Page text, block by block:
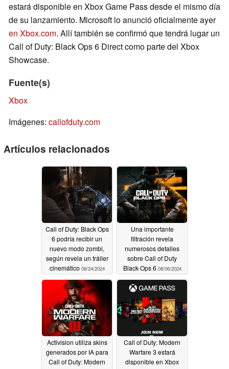
estará disponible en Xbox Game Pass desde el mismo día
de su lanzamiento. Microsoft lo anunció oficialmente ayer
en Xbox.com. Allí también se confirmó que tendrá lugar un
Call of Duty: Black Ops 6 Direct como parte del Xbox
Showcase.
Fuente(s)
Xbox
Imágenes: callofduty.com
Artículos relacionados
Call of Duty: Black Ops
6 podría recibir un
nuevo modo zombi,
según revela un tráiler
cinemático 08/24/2024
Una importante
filtración revela
numerosos detalles
sobre Call of Duty
Black Ops 6 08/06/2024
Activision utiliza skins
generados por IA para
Call of Duty: Modern
Call of Duty: Modern
Warfare 3 estará
disponible en Xbox